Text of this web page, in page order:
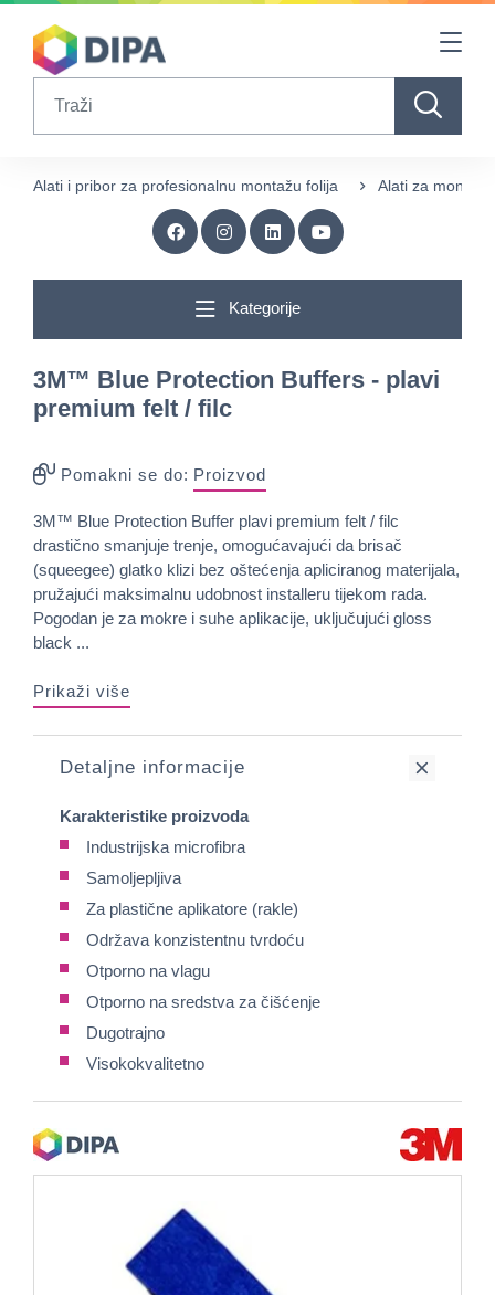
Table Of Content
Alati i pribor za profesionalnu montažu folija Alati za
Kategorije
3M™ Blue Protection Buffers - plavi
premium felt / filc
Pomakni se do: Proizvod
3M™ Blue Protection Buffer plavi premium felt / filc
drastično smanjuje trenje, omogućavajući da brisač
(squeegee) glatko klizi bez oštećenja apliciranog materijala,
pružajući maksimalnu udobnost installeru tijekom rada.
Pogodan je za mokre i suhe aplikacije, uključujući gloss
black ...
Prikaži više
Detaljne informacije
Karakteristike proizvoda
Industrijska microfibra
Samoljepljiva
Za plastične aplikatore (rakle)
Održava konzistentnu tvrdoću
Otporno na vlagu
Otporno na sredstva za čišćenje
Dugotrajno
Visokokvalitetno